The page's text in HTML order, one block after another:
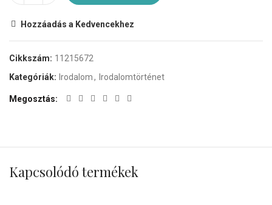
Hozzáadás a Kedvencekhez
Cikkszám: 11215672
Kategóriák: Irodalom, Irodalomtörténet
Megosztás
Kapcsolódó termékek